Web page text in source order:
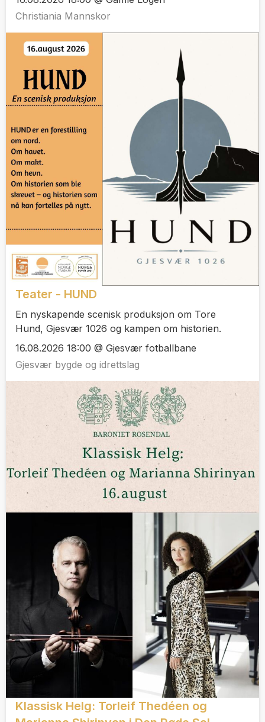
Christiania Mannskor
Teater - HUND
En nyskapende scenisk produksjon om Tore
Hund, Gjesvær 1026 og kampen om historien.
16.08.2026 18:00 @ Gjesvær fotballbane
Gjesvær bygde og idrettslag
Klassisk Helg: Torleif Thedéen og